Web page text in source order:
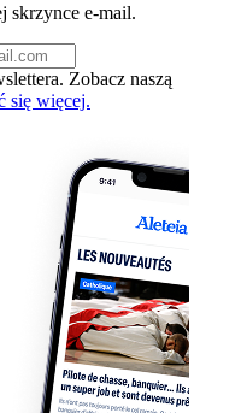
skrzynce e-mail.
Zobacz naszą
się więcej.